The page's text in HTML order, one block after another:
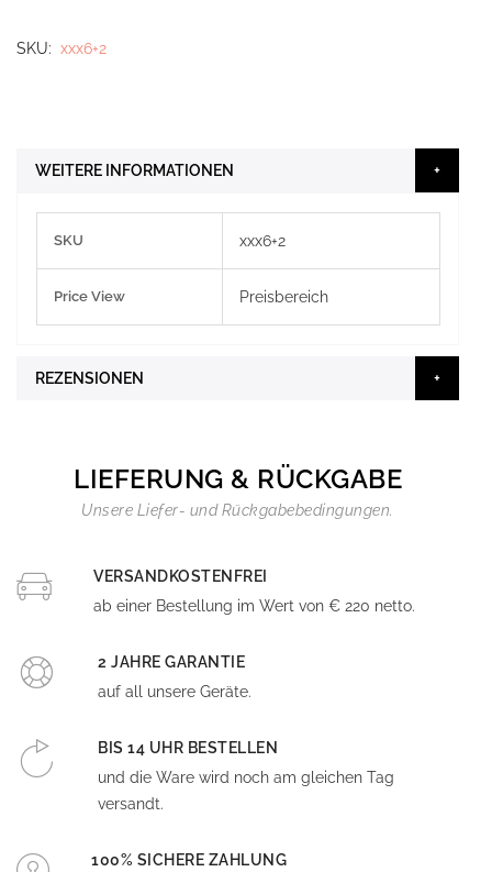
SKU xxx6+2
WEITERE INFORMATIONEN
Informationen
SKU xxx6+2
Price View Preisbereich
REZENSIONEN
LIEFERUNG & RÜCKGABE
Unsere Liefer- und Rückgabebedingungen.
VERSANDKOSTENFREI
ab einer Bestellung im Wert von € 220 netto.
2 JAHRE GARANTIE
auf all unsere Geräte.
BIS 14 UHR BESTELLEN
und die Ware wird noch am gleichen Tag
versandt.
100% SICHERE ZAHLUNG